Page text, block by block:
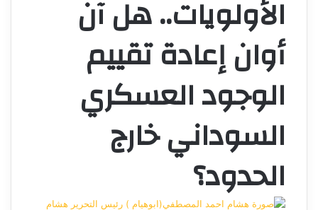
الأولويات.. هل آن
أوان إعادة تقييم
الوجود العسكري
السوداني خارج
الحدود؟
هشام